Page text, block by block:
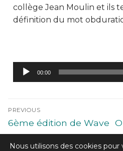
collège Jean Moulin et ils
définition du mot
Lecteur
audio
00:00
PREVIOUS
6ème édition de Wave
O Sound au VIP
Nous utilisons des cookies pour